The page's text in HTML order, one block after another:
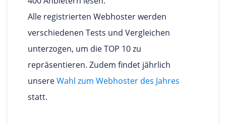
Alle registrierten Webhoster werden
verschiedenen Tests und Vergleichen
unterzogen, um die TOP 10 zu
repräsentieren. Zudem findet jährlich
unsereWahl zum Webhoster des Jahres
statt.